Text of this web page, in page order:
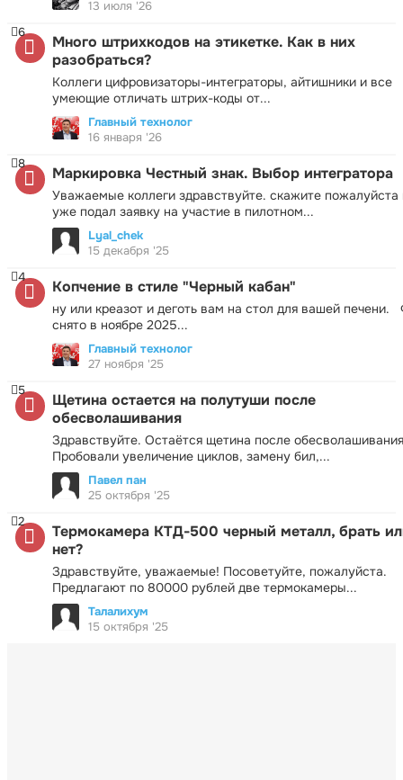
13 июля '26
Много штрихкодов на этикетке. Как в них
разобраться?
Коллеги цифровизаторы-интеграторы, айтишники и все
умеющие отличать штрих-коды от...
6
Главный технолог
16 января '26
Маркировка Честный знак. Выбор интегратора
Уважаемые коллеги здравствуйте. скажите пожалуйста
уже подал заявку на участие в пилотном...
8
Lyal_chek
15 декабря '25
Копчение в стиле "Черный кабан"
ну или креазот и деготь вам на стол для вашей печени.
снято в ноябре 2025...
4
Главный технолог
27 ноября '25
Щетина остается на полутуши после
обесволашивания
Здравствуйте. Остаётся щетина после
Пробовали увеличение циклов, замену бил,...
5
Павел пан
25 октября '25
Термокамера КТД-500 черный металл, брать
нет?
Здравствуйте, уважаемые! Посоветуйте, пожалуйста.
Предлагают по 80000 рублей две термокамеры...
2
Талалихум
15 октября '25